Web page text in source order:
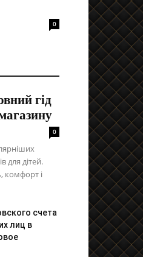
0
гід
0
для дітей.
комфорт і
счета
лиц в